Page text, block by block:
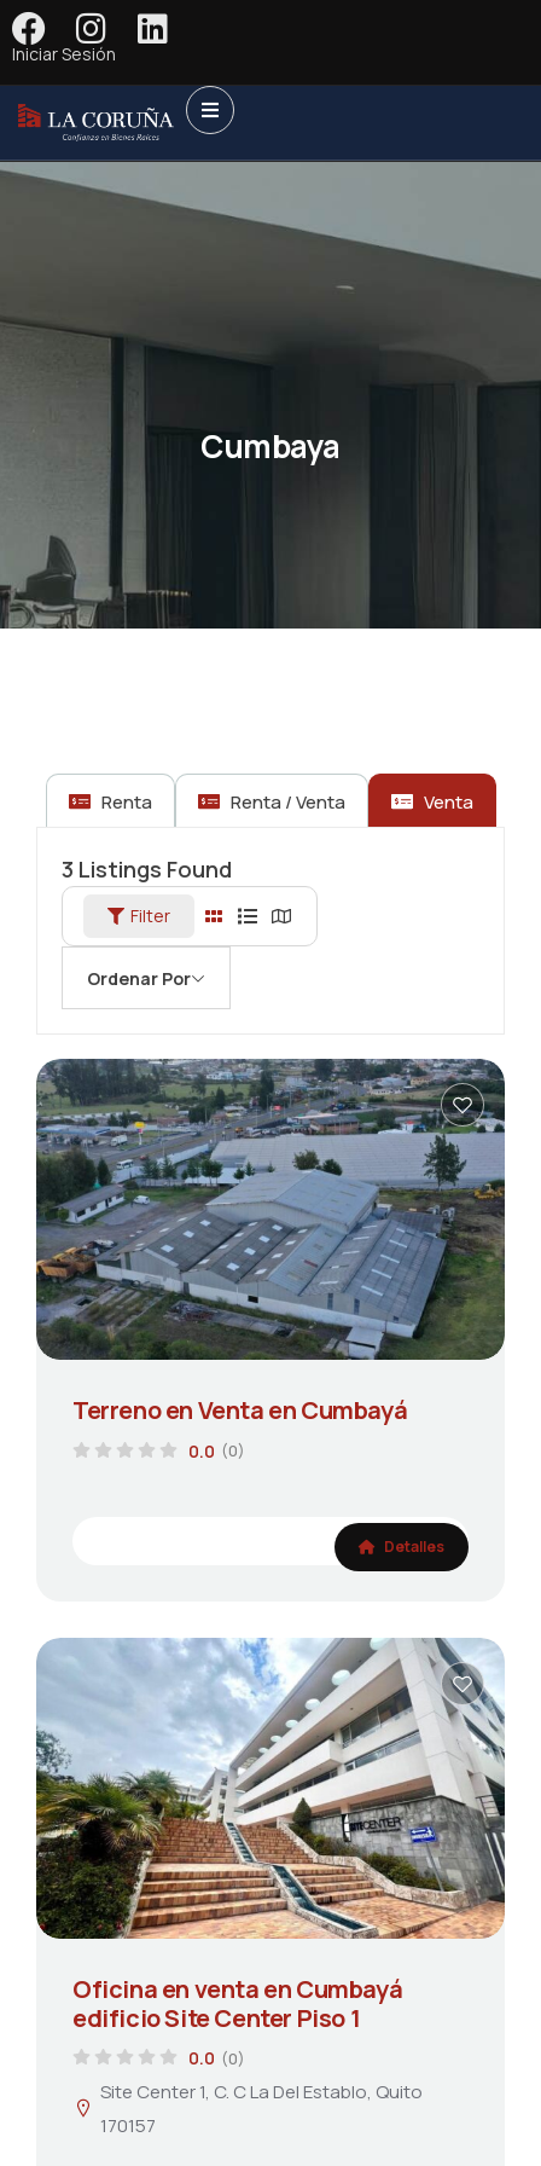
Iniciar Sesión
Cumbaya
Renta Renta / Venta Venta
3 Listings Found
Filter
Ordenar Por
Terreno en Venta en Cumbayá
0.0 (0)
Detalles
Oficina en venta en Cumbayá
edificio Site Center Piso 1
0.0 (0)
Site Center 1, C. C La Del Establo, Quito
170157